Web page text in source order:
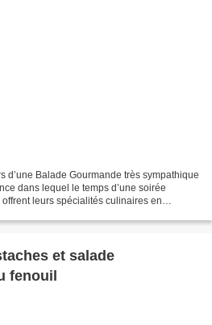
d’une Balade Gourmande très sympathique
dans lequel le temps d’une soirée
leurs spécialités culinaires en
et salade
fenouil